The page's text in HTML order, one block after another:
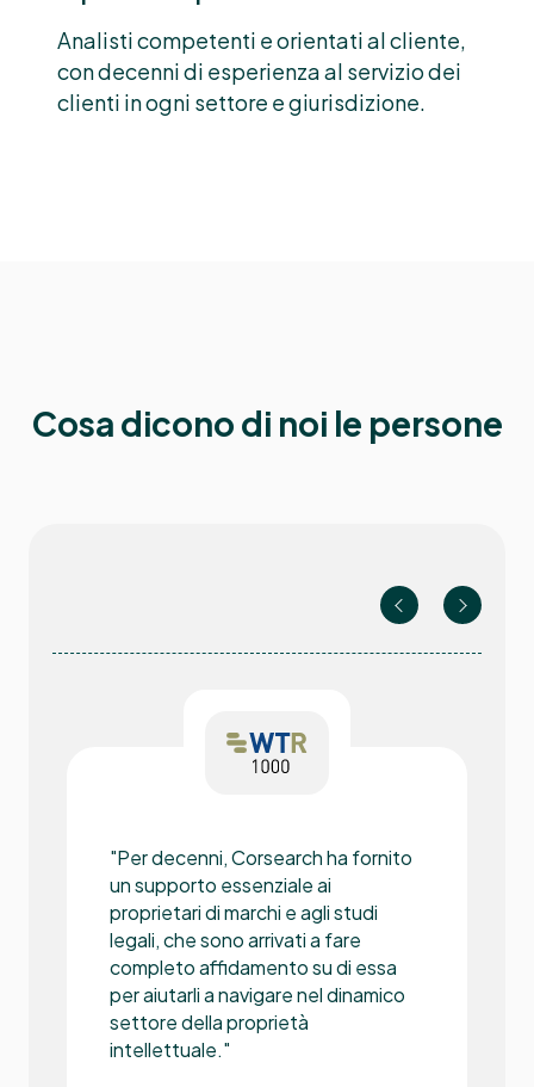
Analisti competenti e orientati al cliente,
con decenni di esperienza al servizio dei
clienti in ogni settore e giurisdizione.
Cosa dicono di noi le persone
"Per decenni, Corsearch ha fornito
un supporto essenziale ai
proprietari di marchi e agli studi
legali, che sono arrivati a fare
completo affidamento su di essa
per aiutarli a navigare nel dinamico
settore della proprietà
intellettuale."